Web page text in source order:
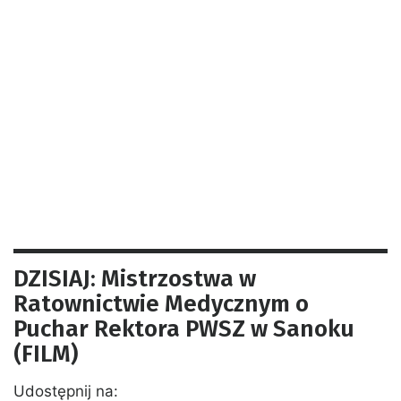
DZISIAJ: Mistrzostwa w
Ratownictwie Medycznym o
Puchar Rektora PWSZ w Sanoku
(FILM)
Udostępnij na: